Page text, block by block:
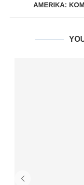
AMERIKA: